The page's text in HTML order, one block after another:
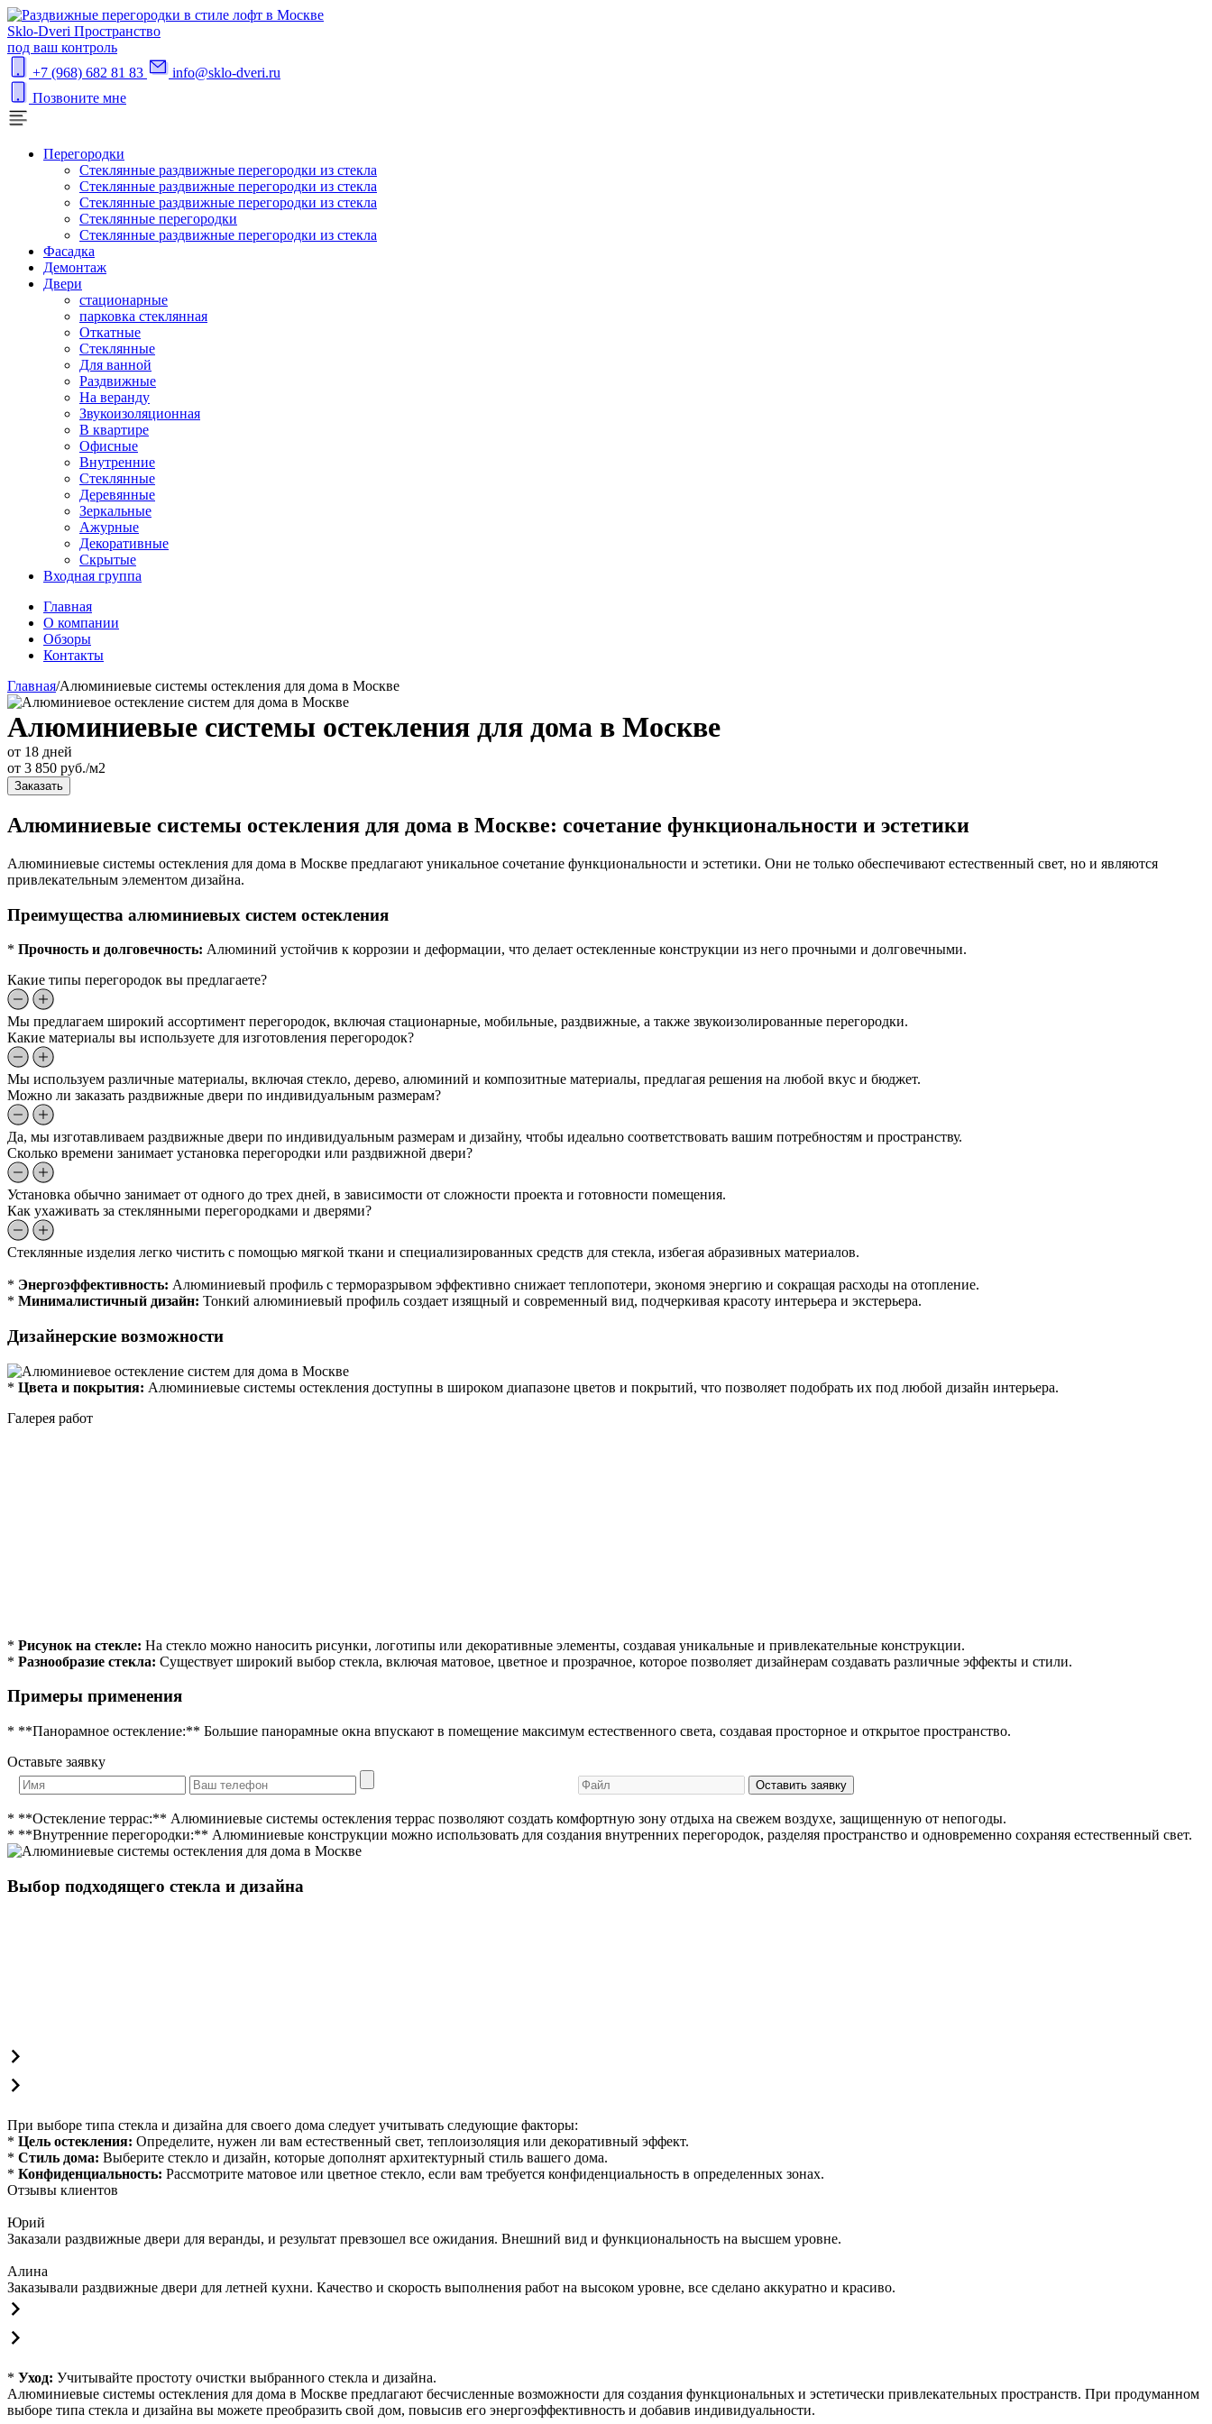
Sklo-Dveri Пространство
под ваш контроль
+7 (968) 682 81 83
info@sklo-dveri.ru
Позвоните мне
Перегородки
Стеклянные раздвижные перегородки из стекла
Стеклянные раздвижные перегородки из стекла
Стеклянные раздвижные перегородки из стекла
Стеклянные перегородки
Стеклянные раздвижные перегородки из стекла
Фасадка
Демонтаж
Двери
стационарные
парковка стеклянная
Откатные
Стеклянные
Для ванной
Раздвижные
На веранду
Звукоизоляционная
В квартире
Офисные
Внутренние
Стеклянные
Деревянные
Зеркальные
Ажурные
Декоративные
Скрытые
Входная группа
Главная
О компании
Обзоры
Контакты
Главная/Алюминиевые системы остекления для дома в Москве
Алюминиевые системы остекления для дома в Москве
от 18 дней
от 3 850 руб./м2
Заказать
Алюминиевые системы остекления для дома в Москве: сочетание функциональности и эстетики
Алюминиевые системы остекления для дома в Москве предлагают уникальное сочетание функциональности и эстетики. Они не только обеспечивают естественный свет, но и являются
привлекательным элементом дизайна.
Преимущества алюминиевых систем остекления
* Прочность и долговечность: Алюминий устойчив к коррозии и деформации, что делает остекленные конструкции из него прочными и долговечными.
Какие типы перегородок вы предлагаете?
Мы предлагаем широкий ассортимент перегородок, включая стационарные, мобильные, раздвижные, а также звукоизолированные перегородки.
Какие материалы вы используете для изготовления перегородок?
Мы используем различные материалы, включая стекло, дерево, алюминий и композитные материалы, предлагая решения на любой вкус и бюджет.
Можно ли заказать раздвижные двери по индивидуальным размерам?
Да, мы изготавливаем раздвижные двери по индивидуальным размерам и дизайну, чтобы идеально соответствовать вашим потребностям и пространству.
Сколько времени занимает установка перегородки или раздвижной двери?
Установка обычно занимает от одного до трех дней, в зависимости от сложности проекта и готовности помещения.
Как ухаживать за стеклянными перегородками и дверями?
Стеклянные изделия легко чистить с помощью мягкой ткани и специализированных средств для стекла, избегая абразивных материалов.
* Энергоэффективность: Алюминиевый профиль с терморазрывом эффективно снижает теплопотери, экономя энергию и сокращая расходы на отопление.
* Минималистичный дизайн: Тонкий алюминиевый профиль создает изящный и современный вид, подчеркивая красоту интерьера и экстерьера.
Дизайнерские возможности
* Цвета и покрытия: Алюминиевые системы остекления доступны в широком диапазоне цветов и покрытий, что позволяет подобрать их под любой дизайн интерьера.
Галерея работ
* Рисунок на стекле: На стекло можно наносить рисунки, логотипы или декоративные элементы, создавая уникальные и привлекательные конструкции.
* Разнообразие стекла: Существует широкий выбор стекла, включая матовое, цветное и прозрачное, которое позволяет дизайнерам создавать различные эффекты и стили.
Примеры применения
* **Панорамное остекление:** Большие панорамные окна впускают в помещение максимум естественного света, создавая просторное и открытое пространство.
Оставьте заявку
Оставить заявку
* **Остекление террас:** Алюминиевые системы остекления террас позволяют создать комфортную зону отдыха на свежем воздухе, защищенную от непогоды.
* **Внутренние перегородки:** Алюминиевые конструкции можно использовать для создания внутренних перегородок, разделяя пространство и одновременно сохраняя естественный свет.
Выбор подходящего стекла и дизайна
При выборе типа стекла и дизайна для своего дома следует учитывать следующие факторы:
* Цель остекления: Определите, нужен ли вам естественный свет, теплоизоляция или декоративный эффект.
* Стиль дома: Выберите стекло и дизайн, которые дополнят архитектурный стиль вашего дома.
* Конфиденциальность: Рассмотрите матовое или цветное стекло, если вам требуется конфиденциальность в определенных зонах.
Отзывы клиентов
Юрий
Заказали раздвижные двери для веранды, и результат превзошел все ожидания. Внешний вид и функциональность на высшем уровне.
Алина
Заказывали раздвижные двери для летней кухни. Качество и скорость выполнения работ на высоком уровне, все сделано аккуратно и красиво.
* Уход: Учитывайте простоту очистки выбранного стекла и дизайна.
Алюминиевые системы остекления для дома в Москве предлагают бесчисленные возможности для создания функциональных и эстетически привлекательных пространств. При продуманном
выборе типа стекла и дизайна вы можете преобразить свой дом, повысив его энергоэффективность и добавив индивидуальности.